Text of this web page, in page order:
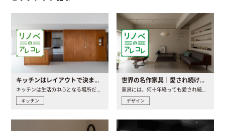
キッチンはレイアウトで決まる。後悔しないための考え方と選び方
キッチン
世界の名作家具｜愛され続ける理由と一生モノとの出会い方
デザイン